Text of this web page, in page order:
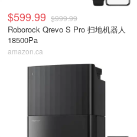
$599.99 $999.99
Roborock Qrevo S Pro 扫地机器人
18500Pa
amazon.ca